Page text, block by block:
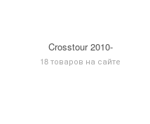
Crosstour 2010-
18 товаров на сайте